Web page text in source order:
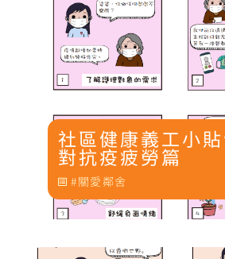
社區健康義工小
對抗疫疲勞篇
關愛鄰舍